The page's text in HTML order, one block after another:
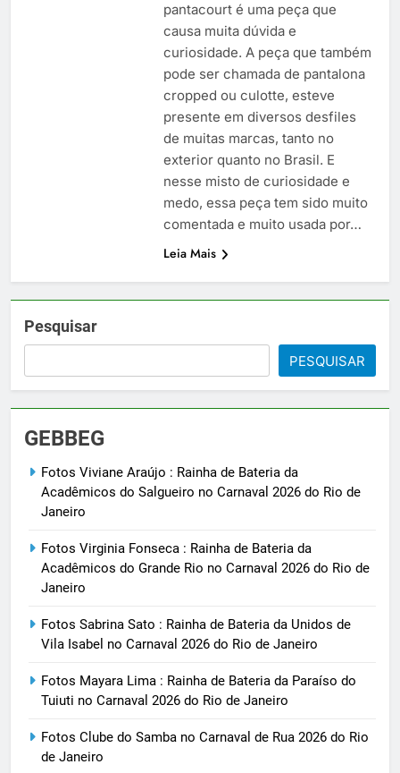
pantacourt é uma peça que
causa muita dúvida e
curiosidade. A peça que também
pode ser chamada de pantalona
cropped ou culotte, esteve
presente em diversos desfiles
de muitas marcas, tanto no
exterior quanto no Brasil. E
nesse misto de curiosidade e
medo, essa peça tem sido muito
comentada e muito usada por…
Leia Mais
Pesquisar
PESQUISAR
GEBBEG
Fotos Viviane Araújo : Rainha de Bateria da
Acadêmicos do Salgueiro no Carnaval 2026 do Rio de
Janeiro
Fotos Virginia Fonseca : Rainha de Bateria da
Acadêmicos do Grande Rio no Carnaval 2026 do Rio de
Janeiro
Fotos Sabrina Sato : Rainha de Bateria da Unidos de
Vila Isabel no Carnaval 2026 do Rio de Janeiro
Fotos Mayara Lima : Rainha de Bateria da Paraíso do
Tuiuti no Carnaval 2026 do Rio de Janeiro
Fotos Clube do Samba no Carnaval de Rua 2026 do Rio
de Janeiro